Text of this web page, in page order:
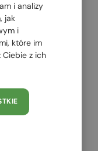
i analizy
jak
i
które im
Ciebie z ich